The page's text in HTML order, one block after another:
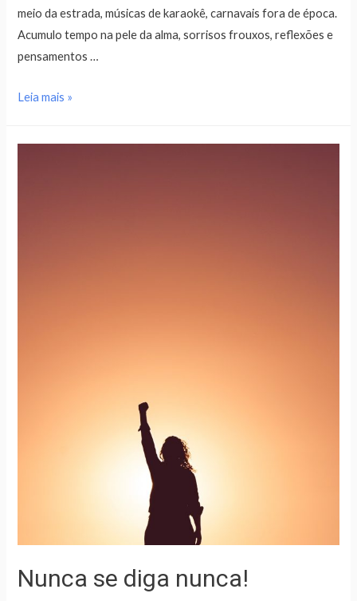
meio da estrada, músicas de karaokê, carnavais fora de época.
Acumulo tempo na pele da alma, sorrisos frouxos, reflexões e
pensamentos …
Leia mais »
Nunca se diga nunca!